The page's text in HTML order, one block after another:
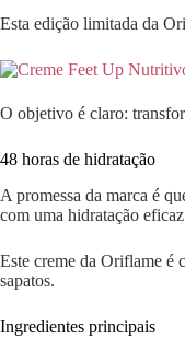
Esta edição limitada da
O objetivo é claro:
48 horas de hidratação
A promessa da marca é
com uma hidratação
Este creme da Oriflame é
sapatos.
Ingredientes principais